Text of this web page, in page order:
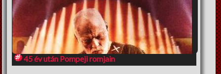
45 év után Pompeji romjain